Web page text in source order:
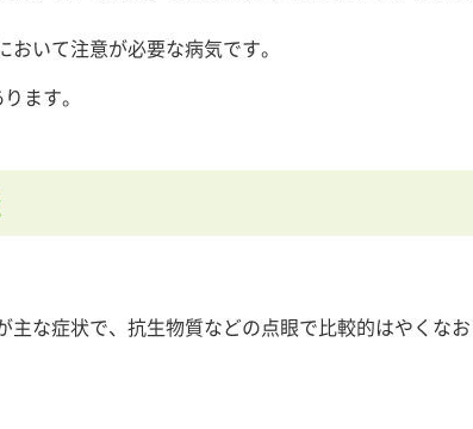
いて注意が必要な病気です。
ます。
主な症状で、抗生物質などの点眼で比較的はやくなお